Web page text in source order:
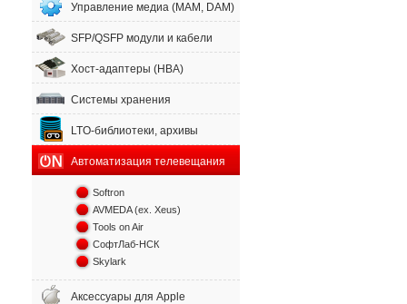
Управление медиа (MAM, DAM)
SFP/QSFP модули и кабели
Хост-адаптеры (HBA)
Системы хранения
LTO-библиотеки, архивы
Автоматизация телевещания
Softron
AVMEDA (ex. Xeus)
Tools on Air
СофтЛаб-НСК
Skylark
Аксессуары для Apple